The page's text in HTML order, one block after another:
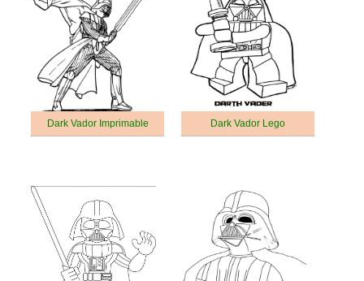
Dark Vador Imprimable Dark Vador Lego